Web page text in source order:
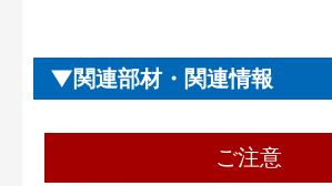
関連部材・関連情報
ご注意